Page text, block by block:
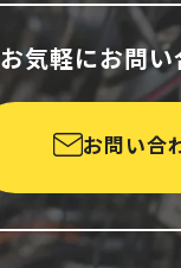
お気軽にお問
お問い合